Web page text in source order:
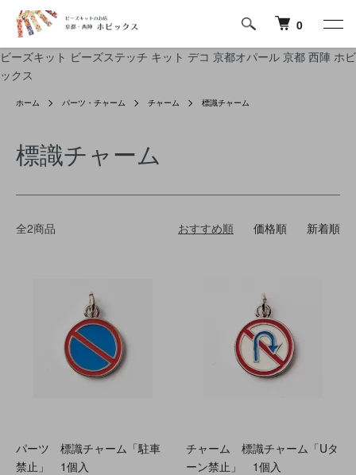
ビーズキット ビーズステッチ キット デコ 京都オパール 京都 西陣 ホビ
ックス
0
ホーム パーツ・チャーム チャーム 標識チャーム
標識チャーム
全2商品 おすすめ順 価格順 新着順
パーツ 標識チャーム「駐車
禁止」 1個入
チャーム 標識チャーム「Uタ
ーン禁止」 1個入